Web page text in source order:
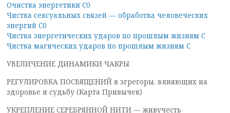
Очистка энергетики С0
Чистка сексуальных связей — обработка человеческих
энергий С0
Чистка энергетических ударов по прошлым жизням С
Чистка магических ударов по прошлым жизням С
УВЕЛИЧЕНИЕ ДИНАМИКИ ЧАКРЫ
РЕГУЛИРОВКА ПОСВЯЩЕНИЙ в эгрегоры, влияющих на
здоровье и судьбу (Карта Привычек)
УКРЕПЛЕНИЕ СЕРЕБРЯННОЙ НИТИ — живучесть